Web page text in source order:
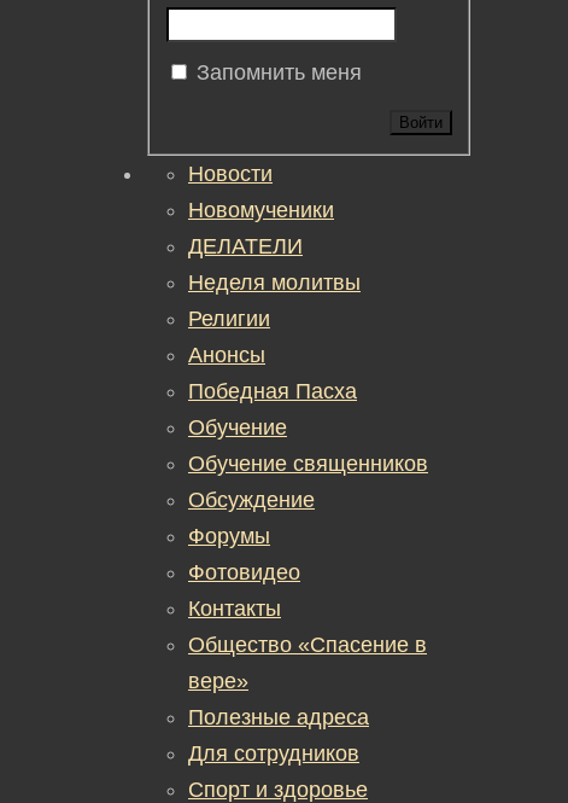
Запомнить меня
Войти
Новости
Новомученики
ДЕЛАТЕЛИ
Неделя молитвы
Религии
Анонсы
Победная Пасха
Обучение
Обучение священников
Обсуждение
Форумы
Фотовидео
Контакты
Общество «Спасение в
вере»
Полезные адреса
Для сотрудников
Спорт и здоровье